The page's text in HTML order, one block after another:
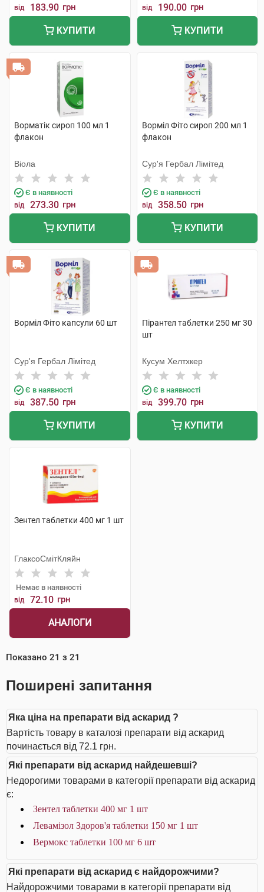
від 183.90 грн
КУПИТИ
від 190.00 грн
КУПИТИ
Ворматік сироп 100 мл 1
флакон
Віола
Є в наявності
від 273.30 грн
КУПИТИ
Ворміл Фіто сироп 200 мл 1
флакон
Сур'я Гербал Лімітед
Є в наявності
від 358.50 грн
КУПИТИ
Ворміл Фіто капсули 60 шт
Сур'я Гербал Лімітед
Є в наявності
від 387.50 грн
КУПИТИ
Пірантел таблетки 250 мг 30
шт
Кусум Хелтхкер
Є в наявності
від 399.70 грн
КУПИТИ
Зентел таблетки 400 мг 1 шт
ГлаксоСмітКляйн
Немає в наявності
від 72.10 грн
АНАЛОГИ
Показано 21 з 21
Поширені запитання
Яка ціна на препарати від аскарид ?
Вартість товару в каталозі препарати від аскарид
починається від 72.1 грн.
Які препарати від аскарид найдешевші?
Недорогими товарами в категорії препарати від аскарид
є:
Зентел таблетки 400 мг 1 шт
Левамізол Здоров'я таблетки 150 мг 1 шт
Вермокс таблетки 100 мг 6 шт
Які препарати від аскарид є найдорожчими?
Найдорожчими товарами в категорії препарати від